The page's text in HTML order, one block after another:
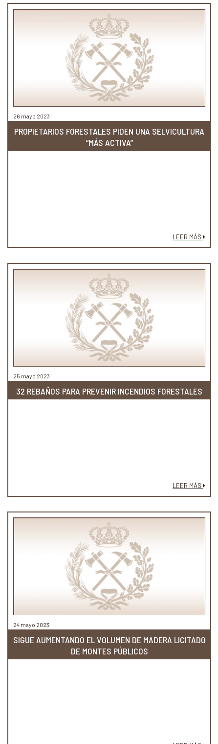
26 mayo 2023
PROPIETARIOS FORESTALES PIDEN UNA SELVICULTURA
“MÁS ACTIVA”
LEER MÁS
25 mayo 2023
32 REBAÑOS PARA PREVENIR INCENDIOS FORESTALES
LEER MÁS
24 mayo 2023
SIGUE AUMENTANDO EL VOLUMEN DE MADERA LICITADO
DE MONTES PÚBLICOS